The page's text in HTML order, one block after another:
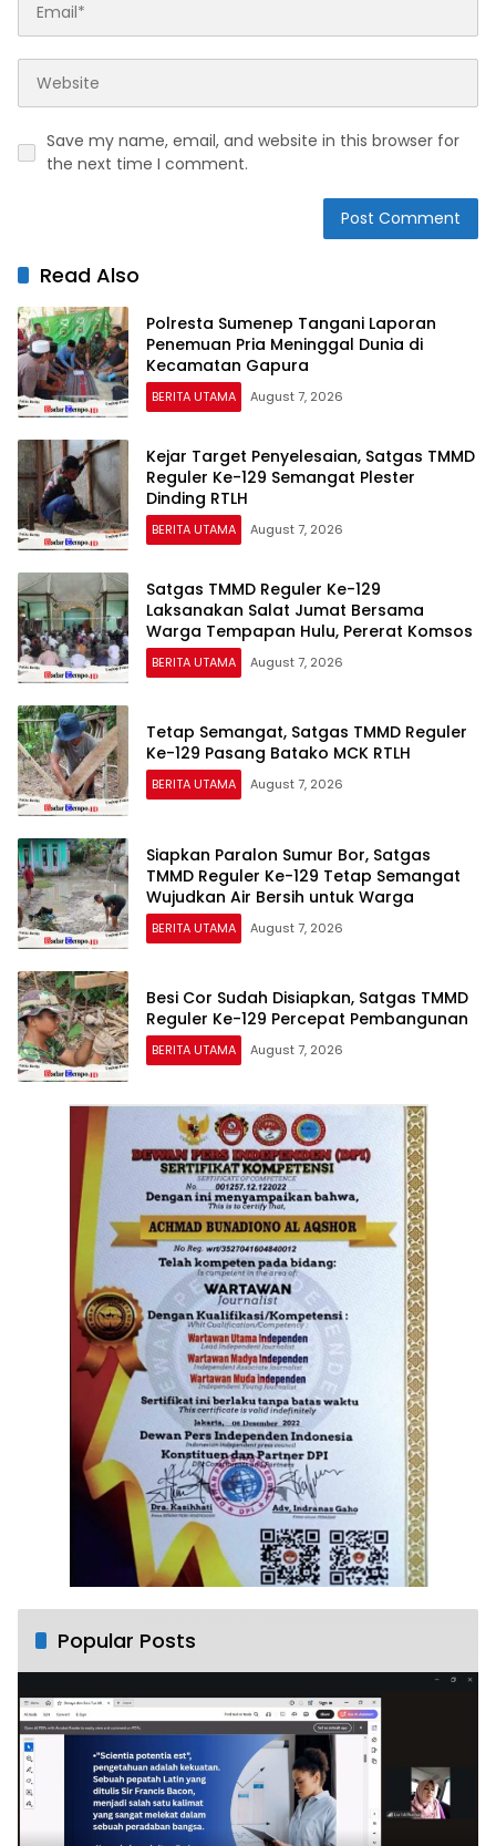
Save my name, email, and website in this browser for
the next time I comment.
Read Also
Polresta Sumenep Tangani Laporan
Penemuan Pria Meninggal Dunia di
Kecamatan Gapura
BERITA UTAMA August 7, 2026
Kejar Target Penyelesaian, Satgas TMMD
Reguler Ke-129 Semangat Plester
Dinding RTLH
BERITA UTAMA August 7, 2026
Satgas TMMD Reguler Ke-129
Laksanakan Salat Jumat Bersama
Warga Tempapan Hulu, Pererat Komsos
BERITA UTAMA August 7, 2026
Tetap Semangat, Satgas TMMD Reguler
Ke-129 Pasang Batako MCK RTLH
BERITA UTAMA August 7, 2026
Siapkan Paralon Sumur Bor, Satgas
TMMD Reguler Ke-129 Tetap Semangat
Wujudkan Air Bersih untuk Warga
BERITA UTAMA August 7, 2026
Besi Cor Sudah Disiapkan, Satgas TMMD
Reguler Ke-129 Percepat Pembangunan
BERITA UTAMA August 7, 2026
Popular Posts